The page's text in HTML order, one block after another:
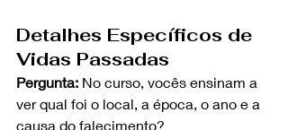
Detalhes Específicos de
Vidas Passadas
Pergunta: No curso, vocês ensinam a
ver qual foi o local, a época, o ano e a
causa do falecimento?